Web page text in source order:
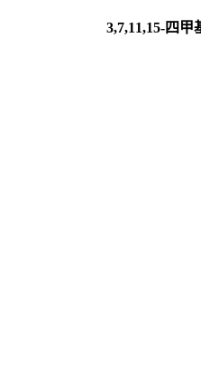
3,7,11,15-四甲